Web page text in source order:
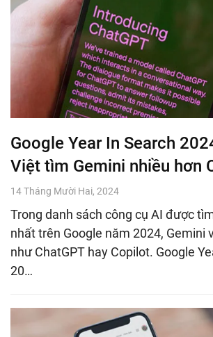
Google Year In Search
Việt tìm Gemini nhiều hơn
14 Tháng Mười Hai, 2024
Trong danh sách công cụ AI được
nhất trên Google năm 2024, Gemini
như ChatGPT hay Copilot. Google
20…